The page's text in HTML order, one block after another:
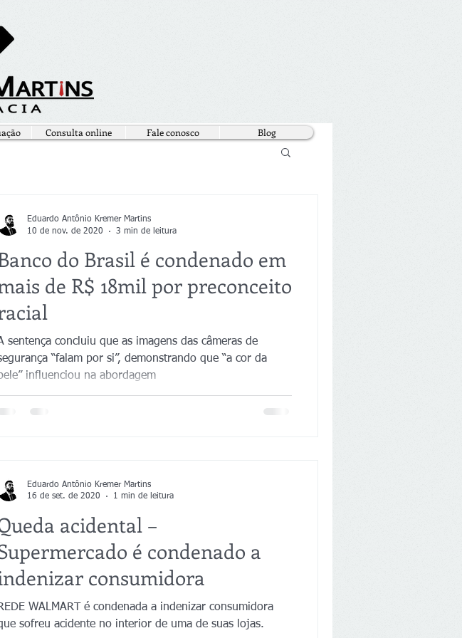
Consulta online Fale conosco Blog
do Brasil é condenado em
de R$ 18mil por preconceito
sentença concluiu que as imagens das câmeras de
“falam por si”, demonstrando que “a cor da
influenciou na abordagem
Eduardo Antônio Kremer Martins
10 de nov. de 2020
3 min de leitura
acidental –
é condenado a
consumidora
WALMART é condenada a indenizar consumidora
sofreu acidente no interior de uma de suas lojas.
Eduardo Antônio Kremer Martins
16 de set. de 2020
1 min de leitura